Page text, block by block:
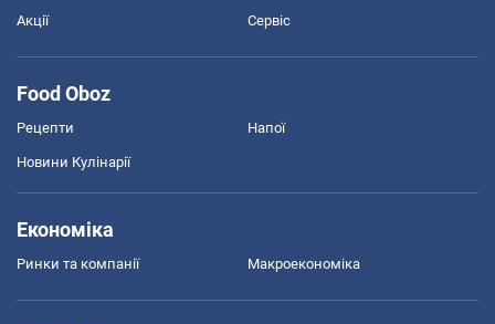
Акції Сервіс
Food Oboz
Рецепти Напої
Новини Кулінарії
Економіка
Ринки та компанії Макроекономіка